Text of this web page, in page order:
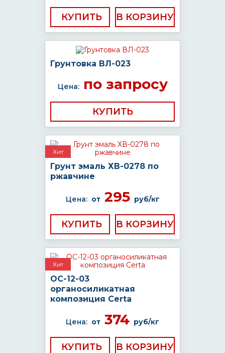
КУПИТЬ
Грунтовка ВЛ-023
Цена:по запросу
КУПИТЬ
Хит
Грунт эмаль ХВ-0278 по
ржавчине
Цена: от295 руб/кг
КУПИТЬ
Хит
ОС-12-03
органосиликатная
композиция Certa
Цена: от 374 руб/кг
КУПИТЬ